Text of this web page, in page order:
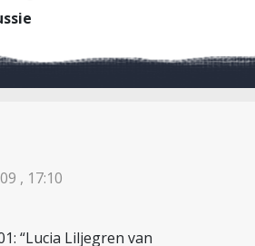
, 17:10
“Lucia Liljegren van